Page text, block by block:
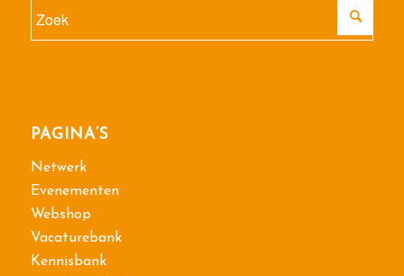
PAGINA’S
Netwerk
Evenementen
Webshop
Vacaturebank
Kennisbank